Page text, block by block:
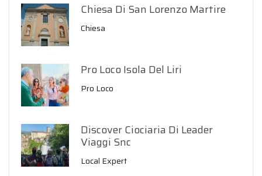
Chiesa Di San Lorenzo Martire
Chiesa
Pro Loco Isola Del Liri
Pro Loco
Discover Ciociaria Di Leader
Viaggi Snc
Local Expert